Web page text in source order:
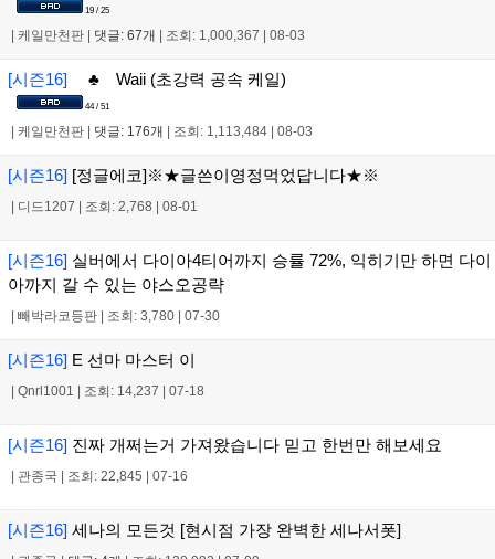
19 / 25
| 케일만천판 | 댓글: 67개 | 조회: 1,000,367 | 08-03
[시즌16] ♣ Waii (초강력 공속 케일)
44 / 51
케일만천판 댓글: 176개 조회: 1,113,484 08-03
[시즌16] [정글에코]※★글쓴이영정먹었답니다★※
디드1207 조회: 2,768 08-01
[시즌16] 실버에서 다이아4티어까지 승률 72%, 익히기만 하면 다이
아까지 갈 수 있는 야스오공략
빼박라코등판 조회: 3,780 07-30
[시즌16] E 선마 마스터 이
Qnrl1001 조회: 14,237 07-18
[시즌16] 진짜 개쩌는거 가져왔습니다 믿고 한번만 해보세요
관종국 조회: 22,845 07-16
[시즌16] 세나의 모든것 [현시점 가장 완벽한 세나서폿]